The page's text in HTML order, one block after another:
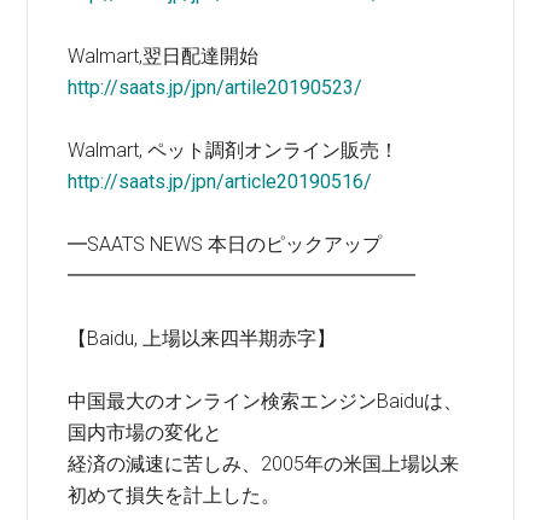
Walmart,翌日配達開始
http://saats.jp/jpn/artile20190523/
Walmart, ペット調剤オンライン販売！
http://saats.jp/jpn/article20190516/
━SAATS NEWS 本日のピックアップ
━━━━━━━━━━━━━━━━━━
【Baidu, 上場以来四半期赤字】
中国最大のオンライン検索エンジンBaiduは、
国内市場の変化と
経済の減速に苦しみ、2005年の米国上場以来
初めて損失を計上した。